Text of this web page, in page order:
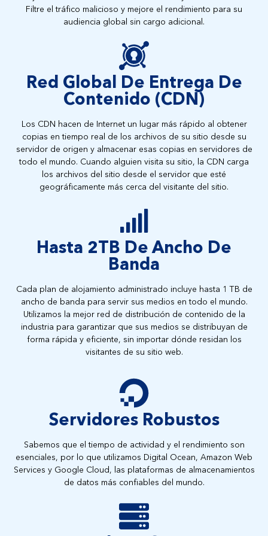
Filtre el tráfico malicioso y mejore el rendimiento para su
audiencia global sin cargo adicional.
Red Global De Entrega De
Contenido (CDN)
Los CDN hacen de Internet un lugar más rápido al obtener
copias en tiempo real de los archivos de su sitio desde su
servidor de origen y almacenar esas copias en servidores de
todo el mundo. Cuando alguien visita su sitio, la CDN carga
los archivos del sitio desde el servidor que esté
geográficamente más cerca del visitante del sitio.
Hasta 2TB De Ancho De
Banda
Cada plan de alojamiento administrado incluye hasta 1 TB de
ancho de banda para servir sus medios en todo el mundo.
Utilizamos la mejor red de distribución de contenido de la
industria para garantizar que sus medios se distribuyan de
forma rápida y eficiente, sin importar dónde residan los
visitantes de su sitio web.
Servidores Robustos
Sabemos que el tiempo de actividad y el rendimiento son
esenciales, por lo que utilizamos Digital Ocean, Amazon Web
Services y Google Cloud, las plataformas de almacenamientos
de datos más confiables del mundo.